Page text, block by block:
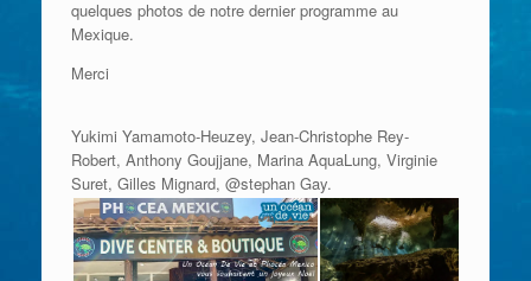
quelques photos de notre dernier programme au
Mexique.
Merci
Yukimi Yamamoto-Heuzey, Jean-Christophe Rey-
Robert, Anthony Goujjane, Marina AquaLung, Virginie
Suret, Gilles Mignard, @stephan Gay.